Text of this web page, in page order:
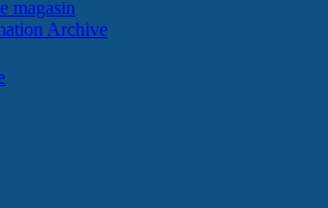
magasin
Archive